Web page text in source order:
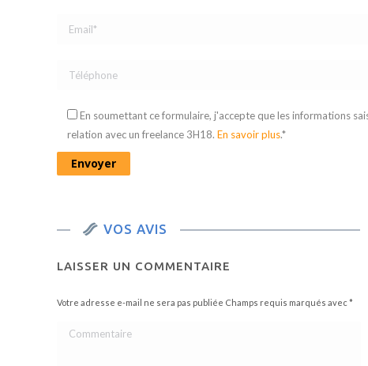
En soumettant ce formulaire, j'accepte que les informations
relation avec un freelance 3H18. En savoir plus.*
VOS AVIS
LAISSER UN COMMENTAIRE
Votre adresse e-mail ne sera pas publiée Champs requis marqués avec *
Commentaire